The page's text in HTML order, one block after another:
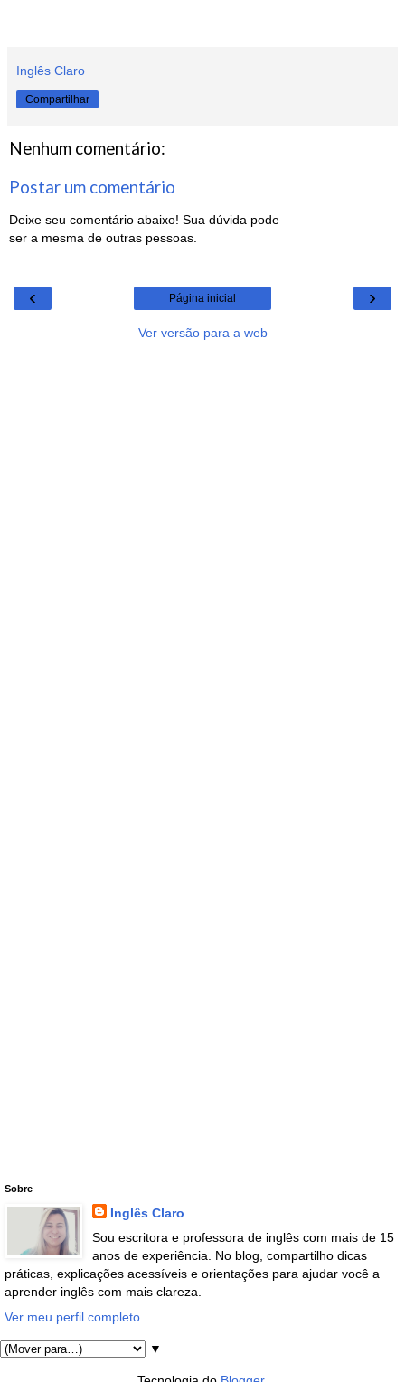
Inglês Claro
Compartilhar
Nenhum comentário:
Postar um comentário
Deixe seu comentário abaixo! Sua dúvida pode
ser a mesma de outras pessoas.
‹ ›
Página inicial
Ver versão para a web
Sobre
Inglês Claro
Sou escritora e professora de inglês com mais de 15
anos de experiência. No blog, compartilho dicas
práticas, explicações acessíveis e orientações para ajudar você a
aprender inglês com mais clareza.
Ver meu perfil completo
▼